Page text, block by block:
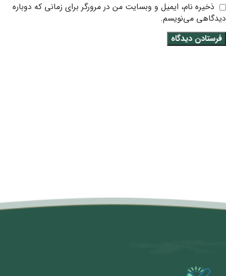
ذخیره نام، ایمیل و وبسایت من در مرورگر برای زمانی که دوباره
دیدگاهی می‌نویسم.
متن سربرگ خود را وارد کنید